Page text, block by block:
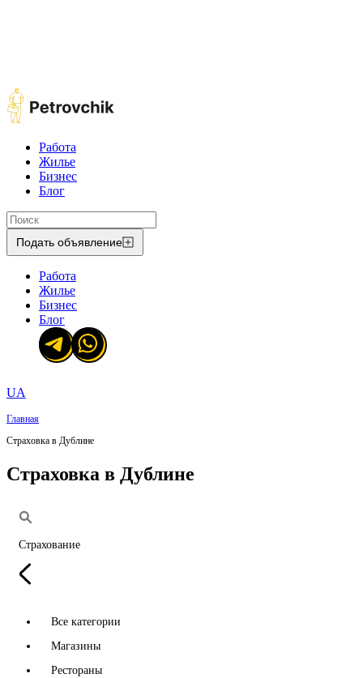
Работа
Жилье
Бизнес
Блог
Подать объявление
Работа
Жилье
Бизнес
Блог
UA
Главная
Страховка в Дублине
Страховка в Дублине
Страхование
Все категории
Магазины
Рестораны